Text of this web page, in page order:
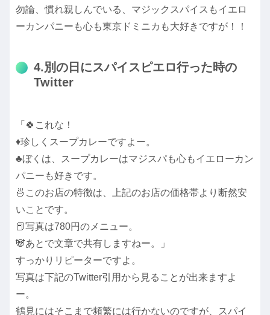
勿論、慣れ親しんでいる、マジックスパイスもイエロ
ーカンパニーも心も東京ドミニカも大好きですが！！
4.別の日にスパイスピエロ行った時の
Twitter
「🍀これな！
♦珍しくスープカレーですよー。
♣ぼくは、スープカレーはマジスパも心もイエローカン
パニーも好きです。
🍜このお店の特徴は、上記のお店の価格帯より断然安
いことです。
📕写真は780円のメニュー。
🐼あとで文章で共有しますねー。」
すっかりリピーターですよ。
写真は下記のTwitter引用から見ることが出来ますよ
ー。
鶴見にはそこまで頻繁には行かないのですが、スパイ